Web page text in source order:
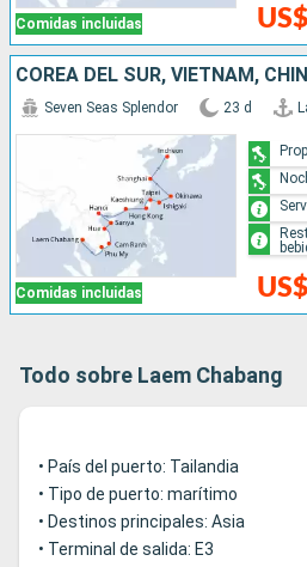
Comidas incluidas
Comidas incluidas
Seven Seas Splendor 23 d
Todo sobre Laem Chabang
• País del puerto: Tailandia
• Tipo de puerto: marítimo
• Destinos principales: Asia
• Terminal de salida: E3